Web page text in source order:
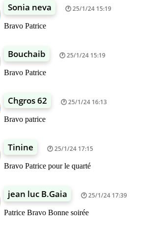
Sonia neva 25/1/24 15:19
Bravo Patrice
Bouchaib 25/1/24 15:19
Bravo Patrice
Chgros 62 25/1/24 16:13
Bravo patrice
Tinine 25/1/24 17:15
Bravo Patrice pour le quarté
jean luc B.Gaia 25/1/24 17:39
Patrice Bravo Bonne soirée